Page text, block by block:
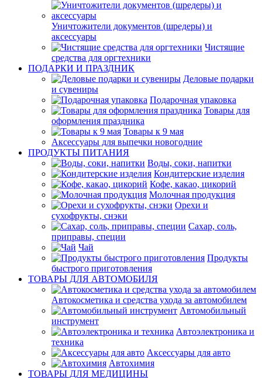
Уничтожители документов (шредеры) и
аксессуары
Чистящие
средства для оргтехники
ПОДАРКИ И ПРАЗДНИК
Деловые подарки
и сувениры
Подарочная упаковка
Товары для
оформления праздника
Товары к 9 мая
Аксессуары для выпечки новогодние
ПРОДУКТЫ ПИТАНИЯ
Воды, соки, напитки
Кондитерские изделия
Кофе, какао, цикорий
Молочная продукция
Орехи и
сухофрукты, снэки
Сахар, соль,
приправы, специи
Чай
Продукты
быстрого приготовления
ТОВАРЫ ДЛЯ АВТОМОБИЛЯ
Автокосметика и средства ухода за автомобилем
Автомобильный
инструмент
Автоэлектроника и
техника
Аксессуары для авто
Автохимия
ТОВАРЫ ДЛЯ МЕДИЦИНЫ